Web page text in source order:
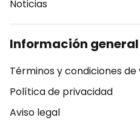
Noticias
Información general
Términos y condiciones
Política de privacidad
Aviso legal